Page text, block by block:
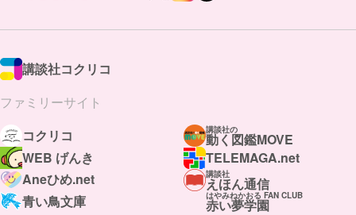
講談社コクリコ
ファミリーサイト
コクリコ
講談社の
動く図鑑MOVE
WEB げんき
TELEMAGA.net
Aneひめ.net
講談社
えほん通信
青い鳥文庫
はやみねかおる FAN CLUB
赤い夢学園